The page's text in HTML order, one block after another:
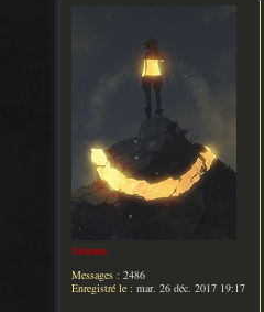
Yuimen
Messages : 2486
Enregistré le : mar. 26 déc. 2017 19:17